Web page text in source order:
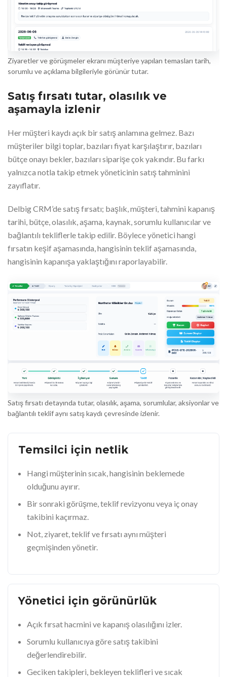
Ziyaretler ve görüşmeler ekranı müşteriye yapılan temasları tarih,
sorumlu ve açıklama bilgileriyle görünür tutar.
Satış fırsatı tutar, olasılık ve
aşamayla izlenir
Her müşteri kaydı açık bir satış anlamına gelmez. Bazı
müşteriler bilgi toplar, bazıları fiyat karşılaştırır, bazıları
bütçe onayı bekler, bazıları siparişe çok yakındır. Bu farkı
yalnızca notla takip etmek yöneticinin satış tahminini
zayıflatır.
Delbig CRM’de satış fırsatı; başlık, müşteri, tahmini kapanış
tarihi, bütçe, olasılık, aşama, kaynak, sorumlu kullanıcılar ve
bağlantılı tekliflerle takip edilir. Böylece yönetici hangi
fırsatın keşif aşamasında, hangisinin teklif aşamasında,
hangisinin kapanışa yaklaştığını raporlayabilir.
Satış fırsatı detayında tutar, olasılık, aşama, sorumlular, aksiyonlar ve
bağlantılı teklif aynı satış kaydı çevresinde izlenir.
Temsilci için netlik
Hangi müşterinin sıcak, hangisinin beklemede
olduğunu ayırır.
Bir sonraki görüşme, teklif revizyonu veya iç onay
takibini kaçırmaz.
Not, ziyaret, teklif ve fırsatı aynı müşteri
geçmişinden yönetir.
Yönetici için görünürlük
Açık fırsat hacmini ve kapanış olasılığını izler.
Sorumlu kullanıcıya göre satış takibini
değerlendirebilir.
Geciken takipleri, bekleyen teklifleri ve sıcak